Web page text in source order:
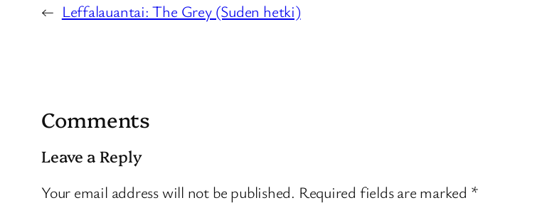
← Leffalauantai: The Grey (Suden hetki)
Comments
Leave a Reply
Your email address will not be published. Required fields are marked *